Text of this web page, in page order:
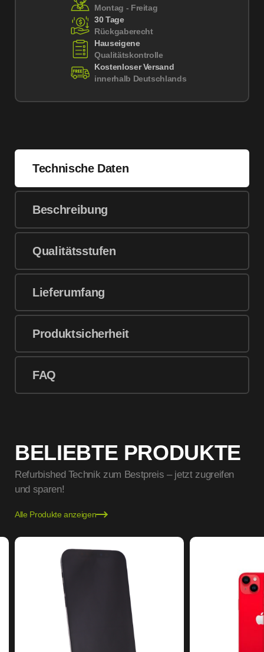
Montag - Freitag
30 Tage
Rückgaberecht
Hauseigene
Qualitätskontrolle
Kostenloser Versand
innerhalb Deutschlands
Technische Daten
Beschreibung
Qualitätsstufen
Lieferumfang
Produktsicherheit
FAQ
BELIEBTE PRODUKTE
Refurbished Technik zum Bestpreis – jetzt zugreifen
und sparen!
Alle Produkte anzeigen